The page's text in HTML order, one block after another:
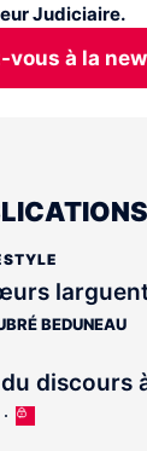
Judiciaire.
vous à la
BEDUNEAU
discours
Cet